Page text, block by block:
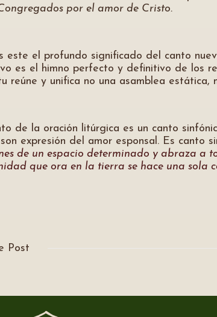
por el amor de Cristo.
este el profundo significado del canto
es el himno perfecto y definitivo de los
reúne y unifica no una asamblea
de la oración litúrgica es un canto
expresión del amor esponsal. Es canto
de un espacio determinado y abraza a
que ora en la tierra se hace una sola
Post